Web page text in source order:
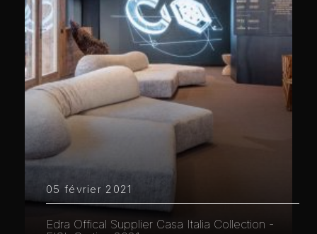
05 février 2021
Edra Offical Supplier Casa Italia Collection -